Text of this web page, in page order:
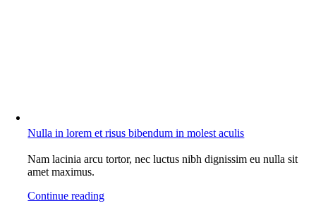
Nulla in lorem et risus bibendum in molest aculis
Nam lacinia arcu tortor, nec luctus nibh dignissim eu nulla sit
amet maximus.
Continue reading